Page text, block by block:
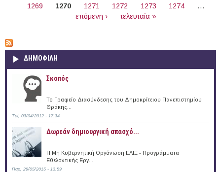
1269
1270 1271 1272 1273 1274
…
επόμενη ›
τελευταία »
ΔΗΜΟΦΙΛΗ
Σκοπός
Το Γραφείο Διασύνδεσης του Δημοκρίτειου Πανεπιστημίου
Θράκης...
Τρί, 03/04/2012 - 17:34
Δωρεάν δημιουργική απασχό...
Η Μη Κυβερνητική Οργάνωση ΕΛΙΞ - Προγράμματα
Εθελοντικής Εργ...
Παρ, 29/05/2015 - 13:59